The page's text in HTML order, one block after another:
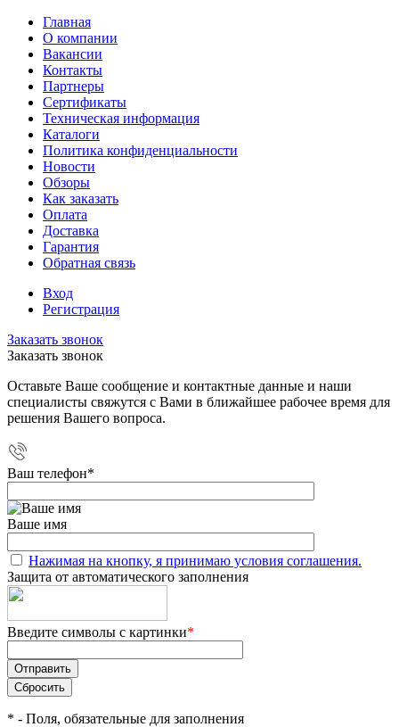
Главная
О компании
Вакансии
Контакты
Партнеры
Сертификаты
Техническая информация
Каталоги
Политика конфиденциальности
Новости
Обзоры
Как заказать
Оплата
Доставка
Гарантия
Обратная связь
Вход
Регистрация
Заказать звонок
Заказать звонок
Оставьте Ваше сообщение и контактные данные и наши
специалисты свяжутся с Вами в ближайшее рабочее время для
решения Вашего вопроса.
Ваш телефон*
Ваше имя
Нажимая на кнопку, я принимаю условия соглашения.
Защита от автоматического заполнения
Введите символы с картинки*
* - Поля, обязательные для заполнения